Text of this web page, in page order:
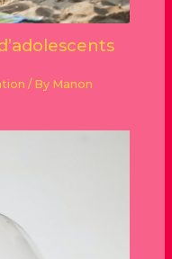
/ By Manon